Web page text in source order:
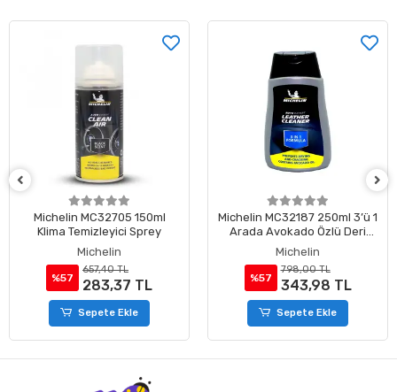
Michelin MC32705 150ml
Klima Temizleyici Sprey
Michelin
%57
657,40 TL
283,37 TL
Sepete Ekle
Michelin MC32187 250ml 3’ü 1
Arada Avokado Özlü Deri
Temizleme ve Bakım Losyonu
Michelin
%57
798,00 TL
343,98 TL
Sepete Ekle